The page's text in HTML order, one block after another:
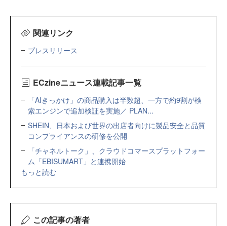
関連リンク
プレスリリース
ECzineニュース連載記事一覧
「AIきっかけ」の商品購入は半数超、一方で約9割が検
索エンジンで追加検証を実施／ PLAN...
SHEIN、日本および世界の出店者向けに製品安全と品質
コンプライアンスの研修を公開
「チャネルトーク」、クラウドコマースプラットフォー
ム「EBISUMART」と連携開始
もっと読む
この記事の著者